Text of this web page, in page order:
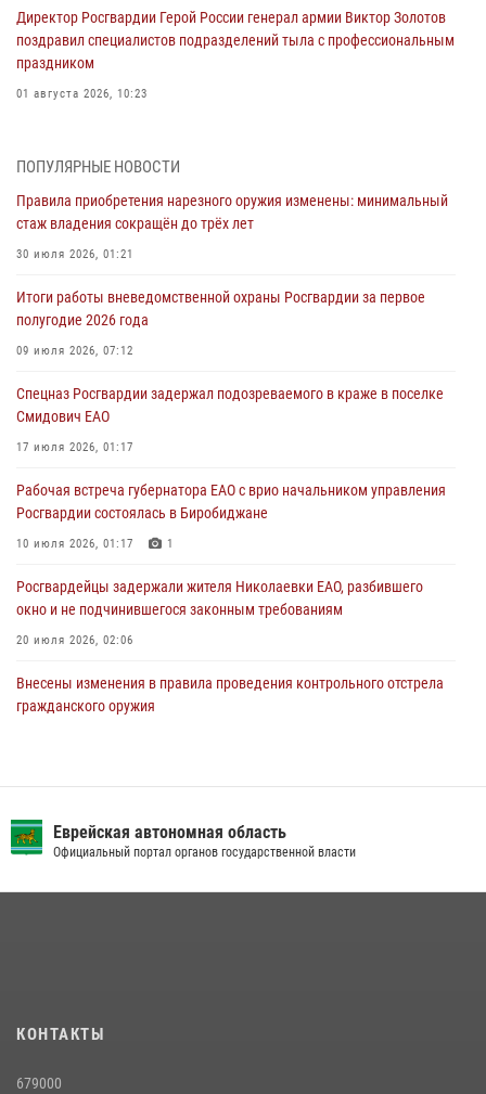
Директор Росгвардии Герой России генерал армии Виктор Золотов
поздравил специалистов подразделений тыла с профессиональным
праздником
01 августа 2026, 10:23
Российской Федерации
В Росгвардии вспоминают российских воинов, погибших в Первой
мировой войне 1914-1918 годов
Внесены изменения в правила проведения контрольного отстрела
гражданского оружия
Правила приобретения нарезного оружия изменены: минимальный
стаж владения сокращён до трёх лет
ПОПУЛЯРНЫЕ НОВОСТИ
Правила приобретения нарезного оружия изменены: минимальный
стаж владения сокращён до трёх лет
30 июля 2026, 01:21
Итоги работы вневедомственной охраны Росгвардии за первое
полугодие 2026 года
09 июля 2026, 07:12
Спецназ Росгвардии задержал подозреваемого в краже в поселке
Смидович ЕАО
17 июля 2026, 01:17
Рабочая встреча губернатора ЕАО с врио начальником управления
Росгвардии состоялась в Биробиджане
10 июля 2026, 01:17 1
Росгвардейцы задержали жителя Николаевки ЕАО, разбившего
окно и не подчинившегося законным требованиям
20 июля 2026, 02:06
Внесены изменения в правила проведения контрольного отстрела
гражданского оружия
23 июля 2026, 00:16 2
15 июля 2026, 07:12
Еврейская автономная область
Официальный портал органов государственной власти
КОНТАКТЫ
679000